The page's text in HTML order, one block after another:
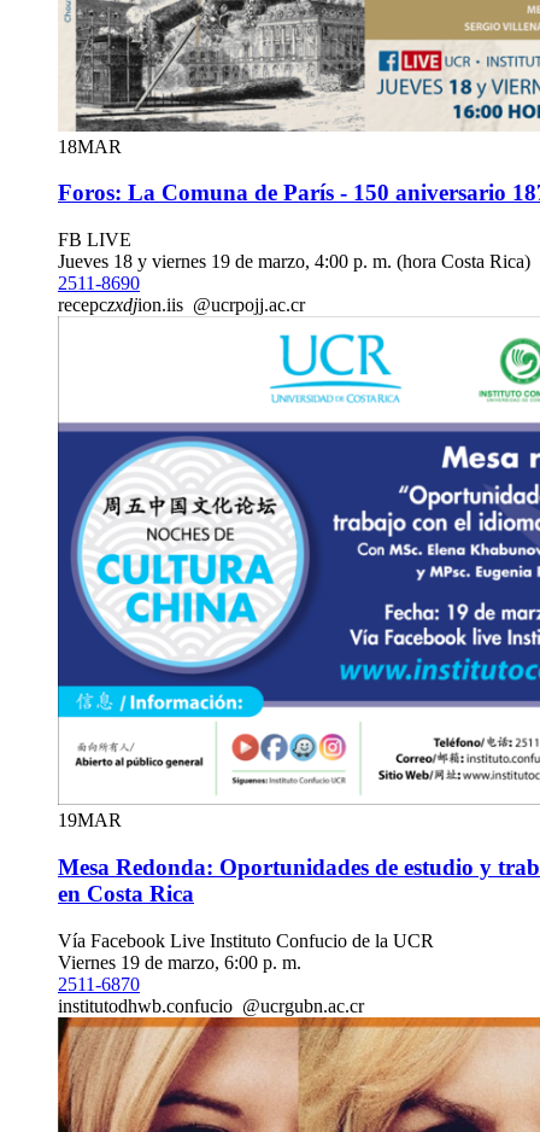
18MAR
Foros: La Comuna de París - 150 aniversario
FB LIVE
Jueves 18 y viernes 19 de marzo, 4:00 p. m. (hora Costa Rica)
2511-8690
recepczxdjion.iis @ucrpojj.ac.cr
19MAR
Mesa Redonda: Oportunidades de estudio y
en Costa Rica
Vía Facebook Live Instituto Confucio de la UCR
Viernes 19 de marzo, 6:00 p. m.
2511-6870
institutodhwb.confucio @ucrgubn.ac.cr